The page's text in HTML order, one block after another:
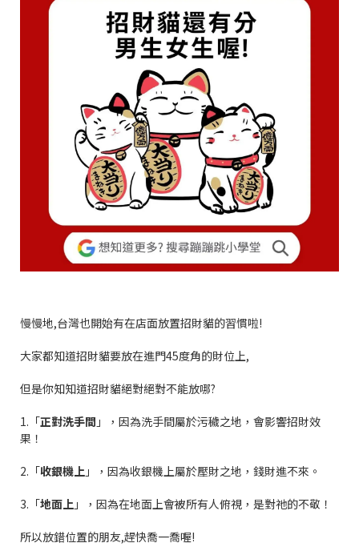
慢慢地,台灣也開始有在店面放置招財貓的習慣啦!
大家都知道招財貓要放在進門45度角的財位上,
但是你知知道招財貓絕對絕對不能放哪?
1.「正對洗手間 」，因為洗手間屬於污穢之地，會影響招財效
果！
2.「收銀機上 」，因為收銀機上屬於壓財之地，錢財進不來。
3.「地面上 」，因為在地面上會被所有人俯視，是對祂的不敬！
所以放錯位置的朋友,趕快喬一喬喔!